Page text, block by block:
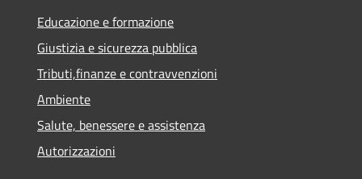
Educazione e formazione
Giustizia e sicurezza pubblica
Tributi,finanze e contravvenzioni
Ambiente
Salute, benessere e assistenza
Autorizzazioni